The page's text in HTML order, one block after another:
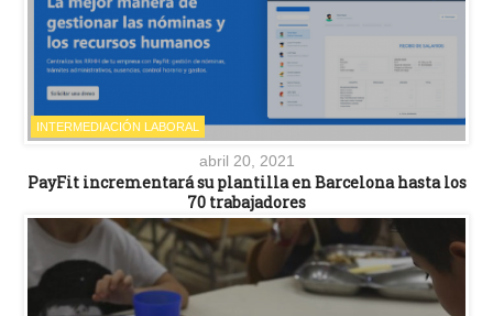
INTERMEDIACIÓN LABORAL
abril 20, 2021
PayFit incrementará su plantilla en Barcelona hasta los
70 trabajadores